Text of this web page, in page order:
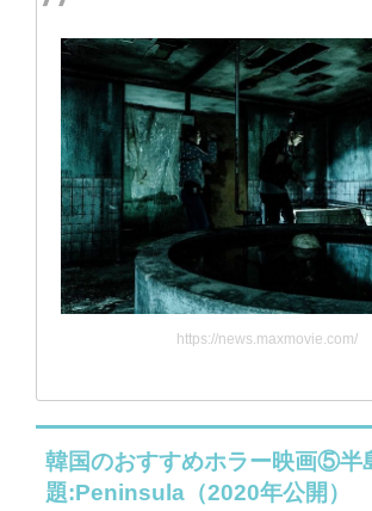
https://news.maxmovie.com/
韓国のおすすめホラー映画⑤半
題:Peninsula（2020年公開）